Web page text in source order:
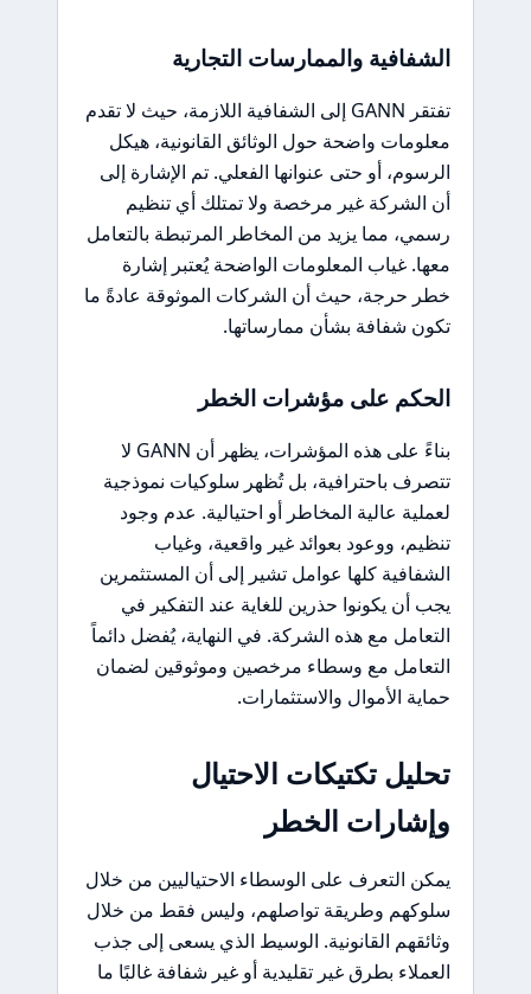
الشفافية والممارسات التجارية
تفتقر GANN إلى الشفافية اللازمة، حيث لا تقدم
معلومات واضحة حول الوثائق القانونية، هيكل
الرسوم، أو حتى عنوانها الفعلي. تم الإشارة إلى
أن الشركة غير مرخصة ولا تمتلك أي تنظيم
رسمي، مما يزيد من المخاطر المرتبطة بالتعامل
معها. غياب المعلومات الواضحة يُعتبر إشارة
خطر حرجة، حيث أن الشركات الموثوقة عادةً ما
تكون شفافة بشأن ممارساتها.
الحكم على مؤشرات الخطر
بناءً على هذه المؤشرات، يظهر أن GANN لا
تتصرف باحترافية، بل تُظهر سلوكيات نموذجية
لعملية عالية المخاطر أو احتيالية. عدم وجود
تنظيم، ووعود بعوائد غير واقعية، وغياب
الشفافية كلها عوامل تشير إلى أن المستثمرين
يجب أن يكونوا حذرين للغاية عند التفكير في
التعامل مع هذه الشركة. في النهاية، يُفضل دائماً
التعامل مع وسطاء مرخصين وموثوقين لضمان
حماية الأموال والاستثمارات.
تحليل تكتيكات الاحتيال
وإشارات الخطر
يمكن التعرف على الوسطاء الاحتياليين من خلال
سلوكهم وطريقة تواصلهم، وليس فقط من خلال
وثائقهم القانونية. الوسيط الذي يسعى إلى جذب
العملاء بطرق غير تقليدية أو غير شفافة غالبًا ما